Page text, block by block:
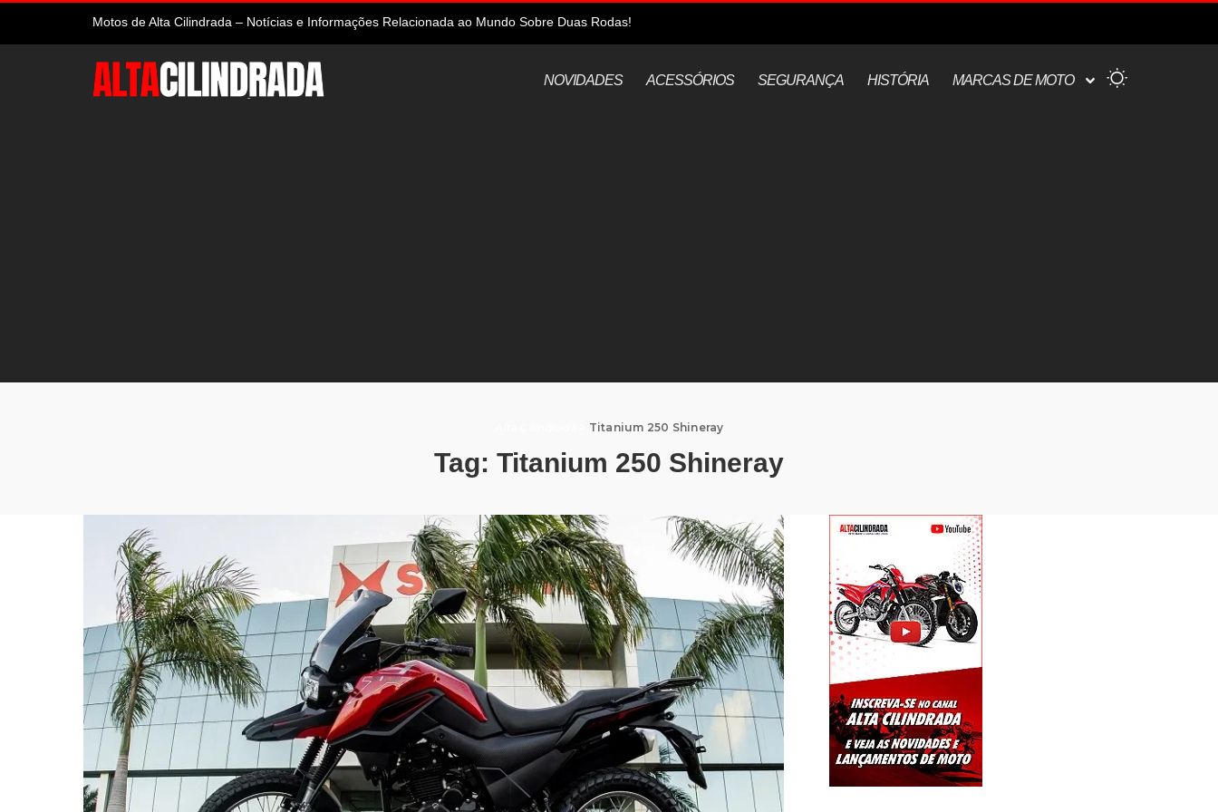
Motos de Alta Cilindrada – Notícias e Informações Relacionada ao Mundo Sobre Duas Rodas!
NOVIDADES ACESSÓRIOS SEGURANÇA HISTÓRIA MARCAS DE MOTO
Titanium 250 Shineray
Tag: Titanium 250 Shineray